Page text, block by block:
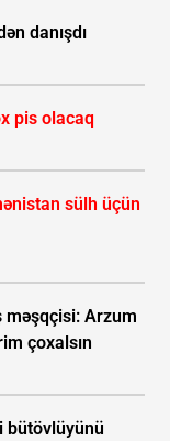
danışdı
pis olacaq
sülh üçün
Arzum
çoxalsın
bütövlüyünü